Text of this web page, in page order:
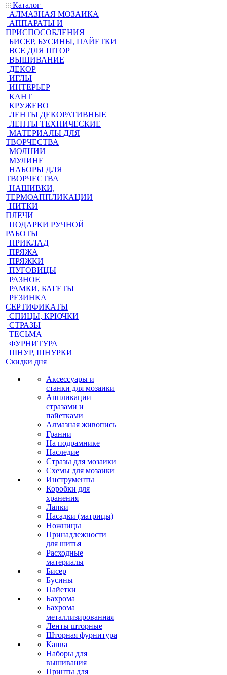
Каталог
АЛМАЗНАЯ МОЗАИКА
АППАРАТЫ И
ПРИСПОСОБЛЕНИЯ
БИСЕР, БУСИНЫ, ПАЙЕТКИ
ВСЕ ДЛЯ ШТОР
ВЫШИВАНИЕ
ДЕКОР
ИГЛЫ
ИНТЕРЬЕР
КАНТ
КРУЖЕВО
ЛЕНТЫ ДЕКОРАТИВНЫЕ
ЛЕНТЫ ТЕХНИЧЕСКИЕ
МАТЕРИАЛЫ ДЛЯ
ТВОРЧЕСТВА
МОЛНИИ
МУЛИНЕ
НАБОРЫ ДЛЯ
ТВОРЧЕСТВА
НАШИВКИ,
ТЕРМОАППЛИКАЦИИ
НИТКИ
ПЛЕЧИ
ПОДАРКИ РУЧНОЙ
РАБОТЫ
ПРИКЛАД
ПРЯЖА
ПРЯЖКИ
ПУГОВИЦЫ
РАЗНОЕ
РАМКИ, БАГЕТЫ
РЕЗИНКА
СЕРТИФИКАТЫ
СПИЦЫ, КРЮЧКИ
СТРАЗЫ
ТЕСЬМА
ФУРНИТУРА
ШНУР, ШНУРКИ
Скидки дня
Аксессуары и
станки для мозаики
Аппликации
стразами и
пайетками
Алмазная живопись
Гранни
На подрамнике
Наследие
Стразы для мозаики
Схемы для мозаики
Инструменты
Коробки для
хранения
Лапки
Насадки (матрицы)
Ножницы
Принадлежности
для шитья
Расходные
материалы
Бисер
Бусины
Пайетки
Бахрома
Бахрома
металлизированная
Ленты шторные
Шторная фурнитура
Канва
Наборы для
вышивания
Принты для